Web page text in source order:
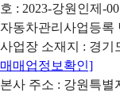
호 : 2023-강원인제-
자동차관리사업등록
사업장 소재지 : 경기
매매업정보확인]
본사 주소 : 강원특별